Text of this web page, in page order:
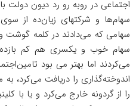
اجتماعی در روبه رو رد دیون دولت
سهام‌ها و شرکتهای زیان‌ده از
سهامی که می‌دادند در کلمه
سهام خوب و یکسری هم کم بازده
می‌کردند اما بهتر می بود
اندوخته‌گذاری را دریافت می‌کرد،
را از گردونه خارج می‌کرد و یا با